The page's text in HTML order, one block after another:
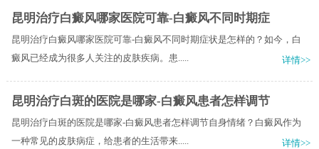
昆明治疗白癜风哪家医院可靠-白癜风不同时期症
昆明治疗白癜风哪家医院可靠-白癜风不同时期症状是怎样的？如今，白
癜风已经成为很多人关注的皮肤疾病。患.....
详情>>
昆明治疗白斑的医院是哪家-白癜风患者怎样调节
昆明治疗白斑的医院是哪家-白癜风患者怎样调节自身情绪？白癜风作为
一种常见的皮肤病症，给患者的生活带来.....
详情>>